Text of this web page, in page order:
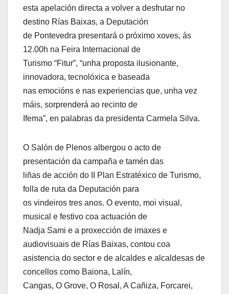
esta apelación directa a volver a desfrutar no
destino Rías Baixas, a Deputación
de Pontevedra presentará o próximo xoves, ás
12.00h na Feira Internacional de
Turismo “Fitur”, “unha proposta ilusionante,
innovadora, tecnolóxica e baseada
nas emocións e nas experiencias que, unha vez
máis, sorprenderá ao recinto de
Ifema”, en palabras da presidenta Carmela Silva.
O Salón de Plenos albergou o acto de
presentación da campaña e tamén das
liñas de acción do II Plan Estratéxico de Turismo,
folla de ruta da Deputación para
os vindeiros tres anos. O evento, moi visual,
musical e festivo coa actuación de
Nadja Sami e a proxección de imaxes e
audiovisuais de Rías Baixas, contou coa
asistencia do sector e de alcaldes e alcaldesas de
concellos como Baiona, Lalín,
Cangas, O Grove, O Rosal, A Cañiza, Forcarei,